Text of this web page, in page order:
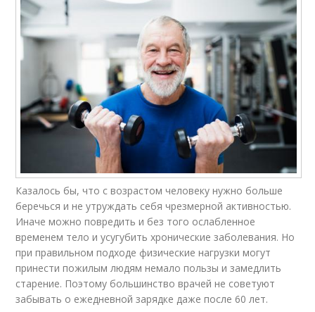
Казалось бы, что с возрастом человеку нужно больше
беречься и не утруждать себя чрезмерной активностью.
Иначе можно повредить и без того ослабленное
временем тело и усугубить хронические заболевания. Но
при правильном подходе физические нагрузки могут
принести пожилым людям немало пользы и замедлить
старение. Поэтому большинство врачей не советуют
забывать о ежедневной зарядке даже после 60 лет.